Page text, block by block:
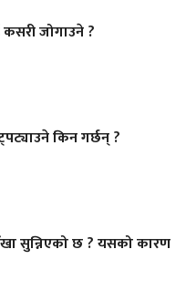
जोगाउने ?
किन गर्छन् ?
सुन्निएको छ ? यसको कारण